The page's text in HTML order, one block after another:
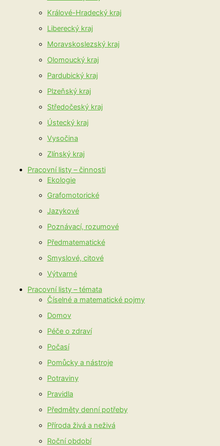
Králové-Hradecký kraj
Liberecký kraj
Moravskoslezský kraj
Olomoucký kraj
Pardubický kraj
Plzeňský kraj
Středočeský kraj
Ústecký kraj
Vysočina
Zlínský kraj
Pracovní listy – činnosti
Ekologie
Grafomotorické
Jazykové
Poznávací, rozumové
Předmatematické
Smyslové, citové
Výtvarné
Pracovní listy – témata
Číselné a matematické pojmy
Domov
Péče o zdraví
Počasí
Pomůcky a nástroje
Potraviny
Pravidla
Předměty denní potřeby
Příroda živá a neživá
Roční období